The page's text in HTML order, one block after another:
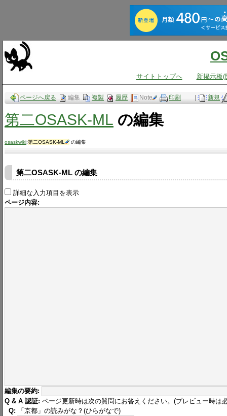
サイトトップへ 新掲示板(
| 新規
ページへ戻る 編集 複製 履歴 Note 印刷
第二OSASK-ML の編集
osaskwiki:第二OSASK-ML の編集
第二OSASK-ML の編集
詳細な入力項目を表示
ページ内容:
編集の要約:
Q & A 認証: ページ更新時は次の質問にお答えください。(プレビュー時は
Q: 「京都」の読みがな？(ひらがなで)